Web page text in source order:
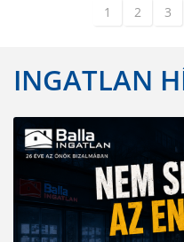
1 2 3
INGATLAN